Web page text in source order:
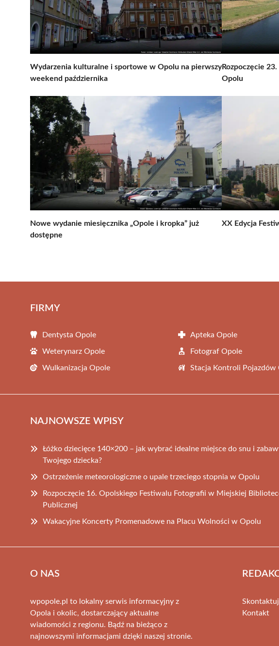
Wydarzenia kulturalne i sportowe w Opolu na pierwszy
weekend października
Rozpoczęcie
Opolu
Nowe wydanie miesięcznika „Opole i kropka” już
dostępne
XX Edycja
FIRMY
Dentysta Opole Apteka Opole
Weterynarz Opole Fotograf Opole
Wulkanizacja Opole Stacja Kontroli Pojazdów
NAJNOWSZE WPISY
Łóżko dziecięce 140×200 – jak wybrać idealne miejsce do snu i
Twojego dziecka?
Ostrzeżenie meteorologiczne o upale trzeciego stopnia w Opolu
Rozpoczęcie 16. Opolskiego Festiwalu Fotografii w Miejskiej
Publicznej
Wakacyjne Koncerty Promenadowe na Placu Wolności w Opolu
O NAS
wpopole.pl to lokalny serwis informacyjny z
Opola i okolic, dostarczający aktualne
wiadomości z regionu. Bądź na bieżąco z
najnowszymi informacjami dzięki naszej stronie.
Kontakt